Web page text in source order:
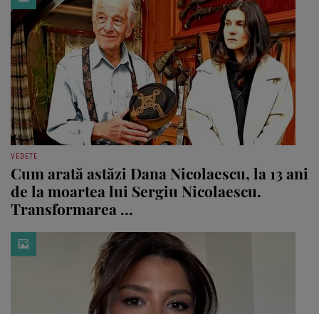
VEDETE
Cum arată astăzi Dana Nicolaescu, la 13 ani
de la moartea lui Sergiu Nicolaescu.
Transformarea ...